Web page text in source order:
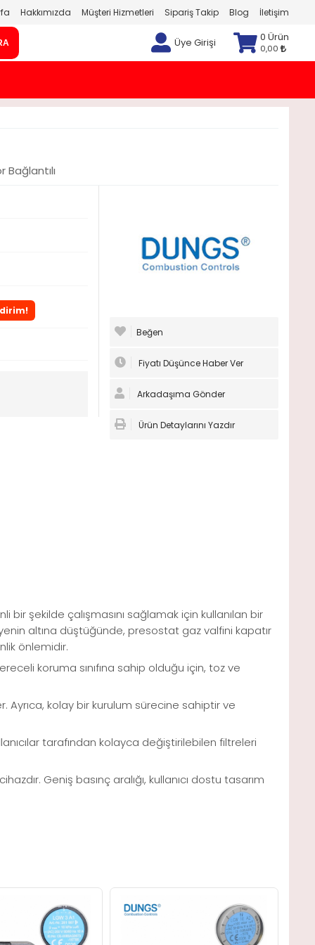
Hakkımızda Müşteri Hizmetleri Sipariş Takip Blog İletişim
Üye Girişi 0 Ürün
0,00
Bağlantılı
Beğen
Fiyatı Düşünce Haber Ver
Arkadaşıma Gönder
Ürün Detaylarını Yazdır
şekilde çalışmasını sağlamak için kullanılan bir
altına düştüğünde, presostat gaz valfini kapatır
önlemidir.
koruma sınıfına sahip olduğu için, toz ve
Ayrıca, kolay bir kurulum sürecine sahiptir ve
tarafından kolayca değiştirilebilen filtreleri
Geniş basınç aralığı, kullanıcı dostu tasarım